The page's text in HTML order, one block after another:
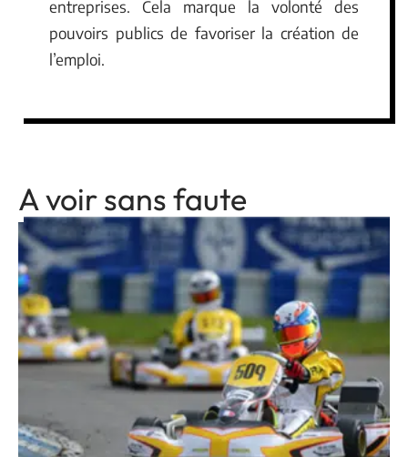
entreprises. Cela marque la volonté des
pouvoirs publics de favoriser la création de
l’emploi.
A voir sans faute